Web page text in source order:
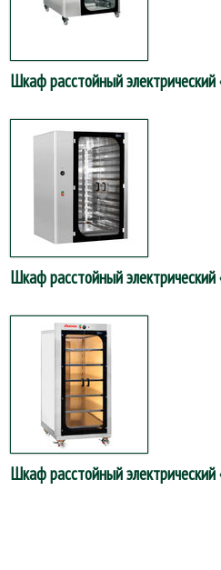
Шкаф расстойный электрический
Шкаф расстойный электрический
Шкаф расстойный электрический